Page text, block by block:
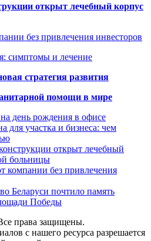
открыт лечебный корпус
без привлечения инвесторов
симптомы и лечение
стратегия развития
помощи в мире
день рождения в офисе
для участка и бизнеса: чем
открыт лечебный
больницы
компании без привлечения
Беларуси почтило память
Победы
права защищены.
с нашего ресурса разрешается